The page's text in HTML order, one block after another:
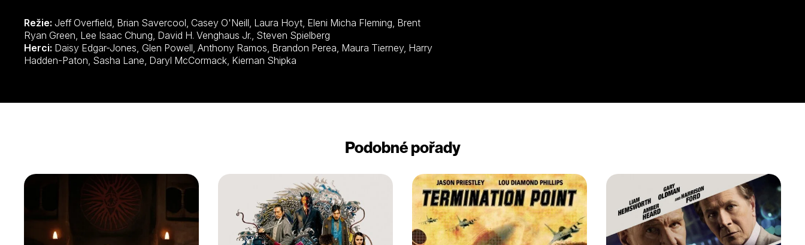
rozpoutávají se děsivé jevy, které nikdy předtím neviděli, a Kate, Tyler a jejich konkurenční týmy
se ocitají přímo v dráze několika bouřkových systémů sbíhajících se nad střední Oklahomou v
boji o svůj život.
Režie: Jeff Overfield, Brian Savercool, Casey O'Neill, Laura Hoyt, Eleni Micha Fleming, Brent
Ryan Green, Lee Isaac Chung, David H. Venghaus Jr., Steven Spielberg
Herci:
Hadden-Paton, Sasha Lane, Daryl McCormack, Kiernan Shipka
Podobné pořady